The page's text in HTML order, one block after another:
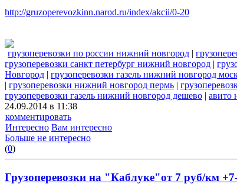
http://gruzoperevozkinn.narod.ru/index/akcii/0-20
грузоперевозки по россии нижний новгород |
грузоперевозки санкт петербург нижний новгород |
Новгород | грузоперевозки газель нижний новгород
| грузоперевозки нижний новгород пермь |
грузоперевозки газель нижний новгород дешево | авито
24.09.2014 в 11:38
комментировать
Интересно Вам интересно
Больше не интересно
(0)
Грузоперевозки на "Каблуке"от 7 руб/км